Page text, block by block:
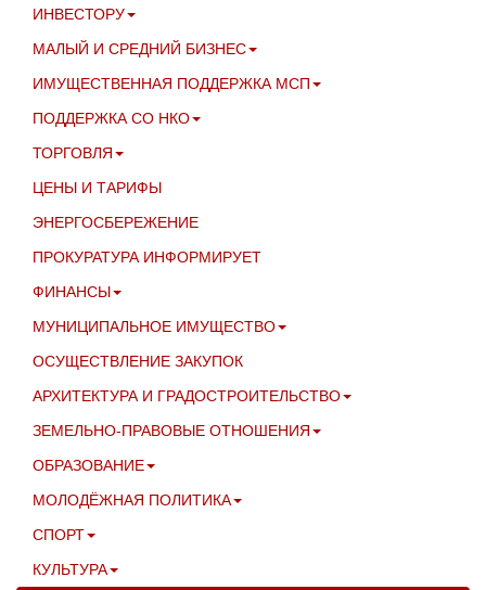
ИНВЕСТОРУ
МАЛЫЙ И СРЕДНИЙ БИЗНЕС
ИМУЩЕСТВЕННАЯ ПОДДЕРЖКА МСП
ПОДДЕРЖКА СО НКО
ТОРГОВЛЯ
ЦЕНЫ И ТАРИФЫ
ЭНЕРГОСБЕРЕЖЕНИЕ
ПРОКУРАТУРА ИНФОРМИРУЕТ
ФИНАНСЫ
МУНИЦИПАЛЬНОЕ ИМУЩЕСТВО
ОСУЩЕСТВЛЕНИЕ ЗАКУПОК
АРХИТЕКТУРА И ГРАДОСТРОИТЕЛЬСТВО
ЗЕМЕЛЬНО-ПРАВОВЫЕ ОТНОШЕНИЯ
ОБРАЗОВАНИЕ
МОЛОДЁЖНАЯ ПОЛИТИКА
СПОРТ
КУЛЬТУРА